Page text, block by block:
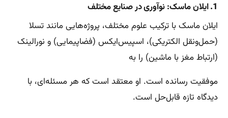
1. ایلان ماسک: نوآوری در صنایع مختلف
ایلان ماسک با ترکیب علوم مختلف، پروژه‌هایی مانند تسلا
(حمل‌ونقل الکتریکی)، اسپیس‌ایکس (فضاپیمایی) و نورالینک
(ارتباط مغز با ماشین) را به
موفقیت رسانده است. او معتقد است که هر مسئله‌ای، با
دیدگاه تازه قابل‌حل است.